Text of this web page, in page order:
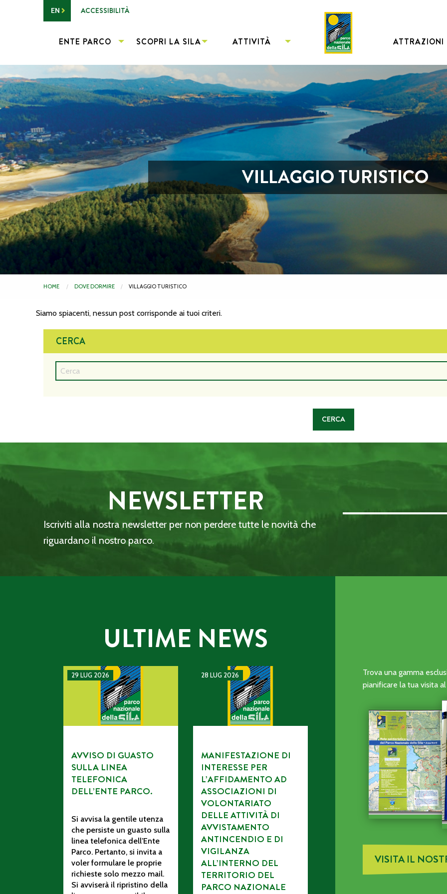
Vai al contenuto principale
EN ACCESSIBILITÀ
ENTE PARCO SCOPRI LA SILA ATTIVITÀ ATTRAZIONI
VILLAGGIO TURISTICO
HOME DOVE DORMIRE VILLAGGIO TURISTICO
Siamo spiacenti, nessun post corrisponde ai tuoi criteri.
CERCA
NEWSLETTER
Iscriviti alla nostra newsletter per non perdere tutte le novità che
riguardano il nostro parco.
Email Address::: (required)
ULTIME NEWS
29 LUG 2026
AVVISO DI GUASTO SULLA LINEA TELEFONICA DELL’ENTE PARCO.
AVVISO DI GUASTO
SULLA LINEA
TELEFONICA
DELL’ENTE PARCO.
Si avvisa la gentile utenza
che persiste un guasto sulla
linea telefonica dell’Ente
Parco. Pertanto, si invita a
voler formulare le proprie
richieste solo mezzo mail.
Si avviserà il ripristino della
28 LUG 2026
MANIFESTAZIONE DI INTERESSE PER L’AFFIDAMENTO AD
MANIFESTAZIONE DI
INTERESSE PER
L’AFFIDAMENTO AD
ASSOCIAZIONI DI
VOLONTARIATO
DELLE ATTIVITÀ DI
AVVISTAMENTO
ANTINCENDIO E DI
VIGILANZA
ALL’INTERNO DEL
TERRITORIO DEL
PARCO NAZIONALE
Trova una gamma
pianificare la tua visita
VISITA IL